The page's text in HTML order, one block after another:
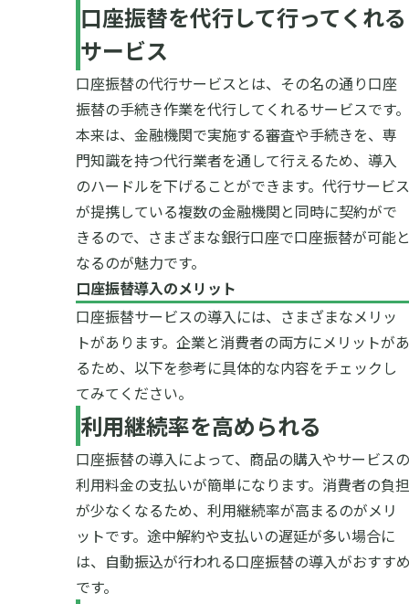
口座振替を代行して行ってくれる
サービス
口座振替の代行サービスとは、その名の通り口座
振替の手続き作業を代行してくれるサービスです。
本来は、金融機関で実施する審査や手続きを、専
門知識を持つ代行業者を通して行えるため、導入
のハードルを下げることができます。代行サービス
が提携している複数の金融機関と同時に契約がで
きるので、さまざまな銀行口座で口座振替が可能
なるのが魅力です。
口座振替導入のメリット
口座振替サービスの導入には、さまざまなメリッ
トがあります。企業と消費者の両方にメリットがあ
るため、以下を参考に具体的な内容をチェックし
てみてください。
利用継続率を高められる
口座振替の導入によって、商品の購入やサービスの
利用料金の支払いが簡単になります。消費者の負担
が少なくなるため、利用継続率が高まるのがメリ
ットです。途中解約や支払いの遅延が多い場合に
は、自動振込が行われる口座振替の導入がおすす
です。